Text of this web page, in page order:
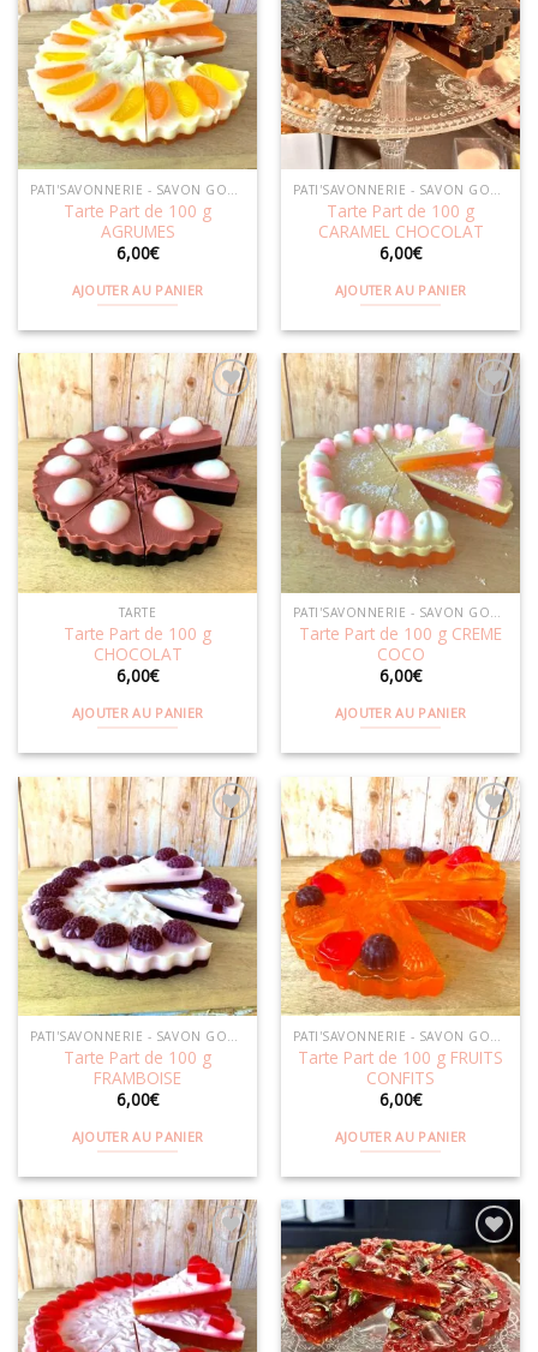
Ajouter
à la
wishlist
PATI'SAVONNERIE - SAVON GOURMAND
Tarte Part de 100 g
AGRUMES
6,00€
AJOUTER AU PANIER
Ajouter
à la
wishlist
PATI'SAVONNERIE - SAVON GOURMAND
Tarte Part de 100 g
CARAMEL CHOCOLAT
6,00€
AJOUTER AU PANIER
Ajouter
à la
wishlist
TARTE
Tarte Part de 100 g
CHOCOLAT
6,00€
AJOUTER AU PANIER
Ajouter
à la
wishlist
PATI'SAVONNERIE - SAVON GOURMAND
Tarte Part de 100 g CREME
COCO
6,00€
AJOUTER AU PANIER
Ajouter
à la
wishlist
PATI'SAVONNERIE - SAVON GOURMAND
Tarte Part de 100 g
FRAMBOISE
6,00€
AJOUTER AU PANIER
Ajouter
à la
wishlist
PATI'SAVONNERIE - SAVON GOURMAND
Tarte Part de 100 g FRUITS
CONFITS
6,00€
AJOUTER AU PANIER
Ajouter
à la
wishlist
Ajouter
à la
wishlist